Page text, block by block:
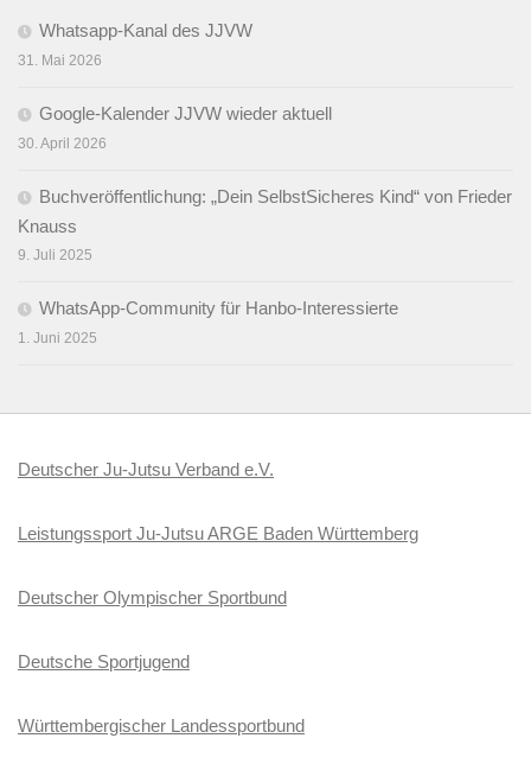
Whatsapp-Kanal des JJVW
31. Mai 2026
Google-Kalender JJVW wieder aktuell
30. April 2026
Buchveröffentlichung: „Dein SelbstSicheres Kind“ von Frieder
Knauss
9. Juli 2025
WhatsApp-Community für Hanbo-Interessierte
1. Juni 2025
Deutscher Ju-Jutsu Verband e.V.
Leistungssport Ju-Jutsu ARGE Baden Württemberg
Deutscher Olympischer Sportbund
Deutsche Sportjugend
Württembergischer Landessportbund